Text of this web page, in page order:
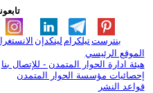
لينكدإن تيلكرامبنترست
الموقع الرئيسي
هيئة ادارة الحوار المتمدن - للإتصال بنا
إحصائيات مؤسسة الحوار المتمدن
قواعد النشر